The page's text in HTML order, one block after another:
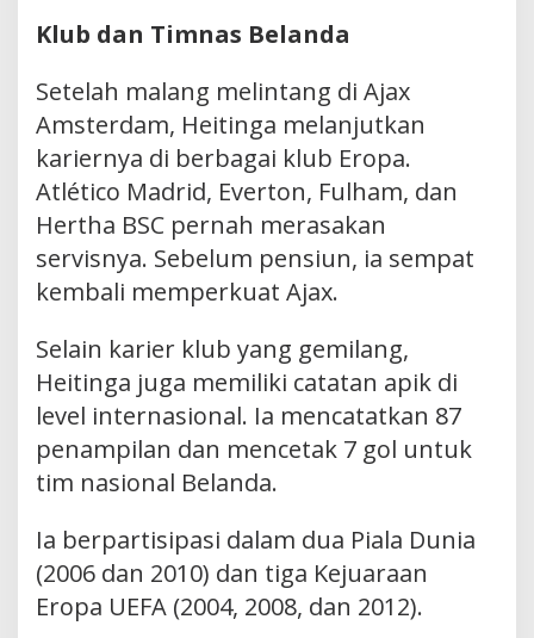
Klub dan Timnas Belanda
Setelah malang melintang di Ajax
Amsterdam, Heitinga melanjutkan
kariernya di berbagai klub Eropa.
Atlético Madrid, Everton, Fulham, dan
Hertha BSC pernah merasakan
servisnya. Sebelum pensiun, ia sempat
kembali memperkuat Ajax.
Selain karier klub yang gemilang,
Heitinga juga memiliki catatan apik di
level internasional. Ia mencatatkan 87
penampilan dan mencetak 7 gol untuk
tim nasional Belanda.
Ia berpartisipasi dalam dua Piala Dunia
(2006 dan 2010) dan tiga Kejuaraan
Eropa UEFA (2004, 2008, dan 2012).